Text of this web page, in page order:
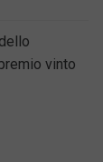
vinto